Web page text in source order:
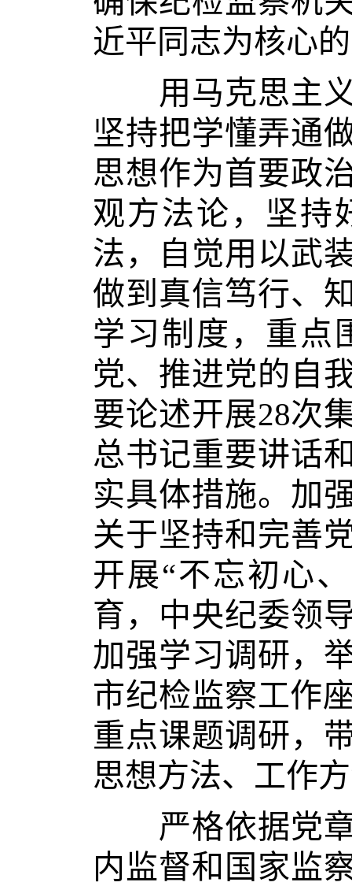
近平同志为核心
用马克思主义
坚持把学懂弄通
思想作为首要政
观方法论，坚持
法，自觉用以武
做到真信笃行、
学习制度，重点
党、推进党的自
要论述开展28次
总书记重要讲话
实具体措施。加
关于坚持和完善
开展“不忘初心
育，中央纪委领
加强学习调研，
市纪检监察工作
重点课题调研，
思想方法、工作
严格依据党章
内监督和国家监